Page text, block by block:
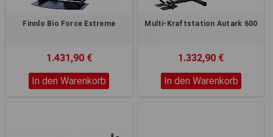
„Einstellungen“ können Sie
treffen und erteilte
Nähere Informationen,
insbesondere zu
Einstellungs- und
Finnlo Bio Force Extreme
1.431,90 €
In den Warenkorb
Multi-Kraftstation Autark 600
1.332,90 €
In den Warenkorb